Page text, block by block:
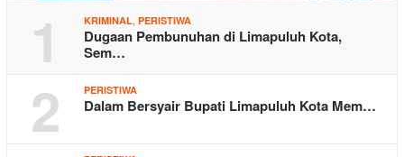
1 KRIMINAL PERISTIWA
Dugaan Pembunuhan di Limapuluh Kota,
Sem…
2 PERISTIWA
Dalam Bersyair Bupati Limapuluh Kota Mem…